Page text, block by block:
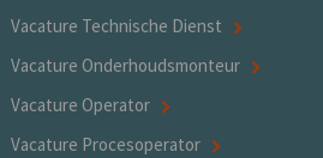
Vacature Technische Dienst
Vacature Onderhoudsmonteur
Vacature Operator
Vacature Procesoperator